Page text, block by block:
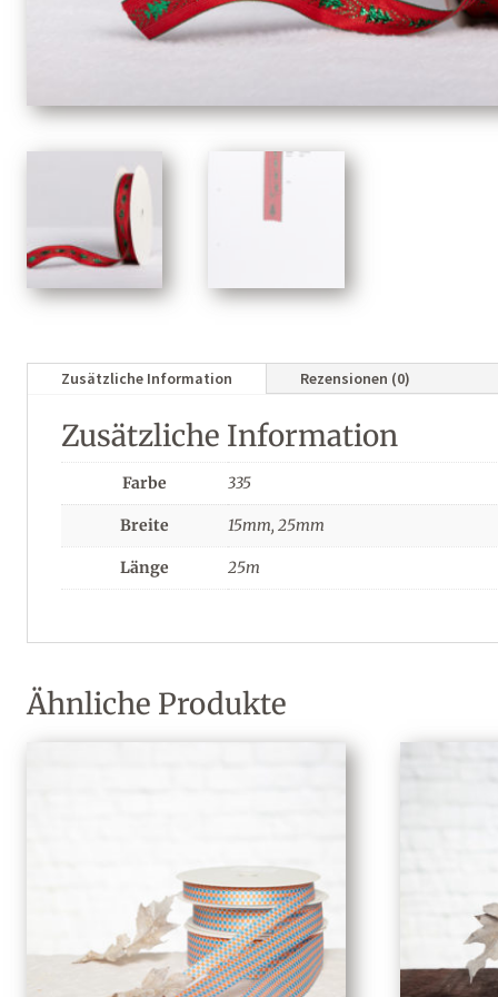
Zusätzliche Information Rezensionen (0)
Zusätzliche Information
Farbe 335
Breite 15mm, 25mm
Länge 25m
Ähnliche Produkte